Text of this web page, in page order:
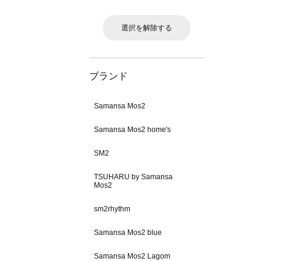
選択を解除する
ブランド
Samansa Mos2
Samansa Mos2 home's
SM2
TSUHARU by Samansa
Mos2
sm2rhythm
Samansa Mos2 blue
Samansa Mos2 Lagom